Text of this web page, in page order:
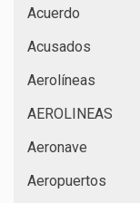
Acuerdo
Acusados
Aerolíneas
AEROLINEAS
Aeronave
Aeropuertos